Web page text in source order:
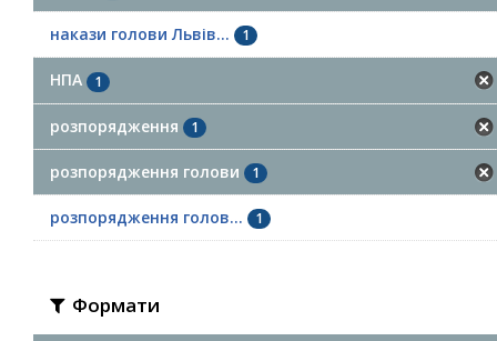
накази голови Львів... 1
НПА 1
розпорядження 1
розпорядження голови 1
розпорядження голов... 1
Формати